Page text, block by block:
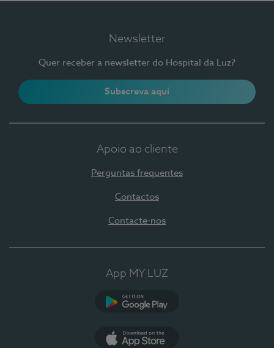
Newsletter
Quer receber a newsletter do Hospital da Luz?
Subscreva aqui
Apoio ao cliente
Perguntas frequentes
Contactos
Contacte-nos
App MY LUZ